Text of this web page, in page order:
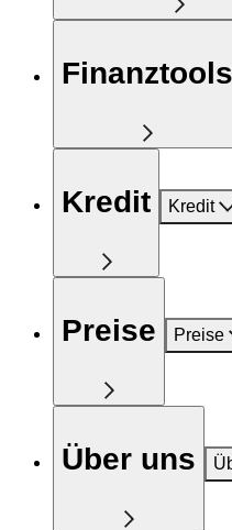
Finanztools
Kredit Kredit
Preise Preise
Über uns